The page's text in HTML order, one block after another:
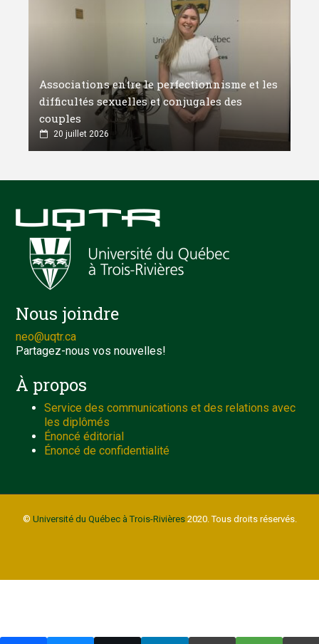
Associations entre le perfectionnisme et les
difficultés sexuelles et conjugales des
couples
20 juillet 2026
Nous joindre
neo@uqtr.ca
Partagez-nous vos nouvelles!
À propos
Service des communications et des relations avec
les diplômés
Énoncé éditorial
Énoncé de confidentialité
© Université du Québec à Trois-Rivières2020. Tous droits réservés.